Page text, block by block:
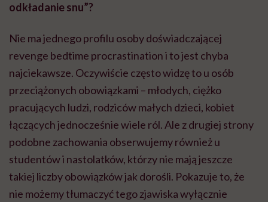
odkładanie snu”?
Nie ma jednego profilu osoby doświadczającej
revenge bedtime procrastination i to jest chyba
najciekawsze. Oczywiście często widzę to u osób
przeciążonych obowiązkami – młodych, ciężko
pracujących ludzi, rodziców małych dzieci, kobiet
łączących jednocześnie wiele ról. Ale z drugiej strony
podobne zachowania obserwujemy również u
studentów i nastolatków, którzy nie mają jeszcze
takiej liczby obowiązków jak dorośli. Pokazuje to, że
nie możemy tłumaczyć tego zjawiska wyłącznie